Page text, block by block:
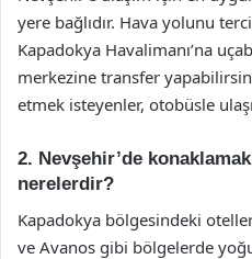
yere bağlıdır. Hava yolunu
Kapadokya Havalimanı’na
merkezine transfer
etmek isteyenler, otobüsle
2. Nevşehir’de
nerelerdir?
Kapadokya bölgesindeki
ve Avanos gibi bölgelerde